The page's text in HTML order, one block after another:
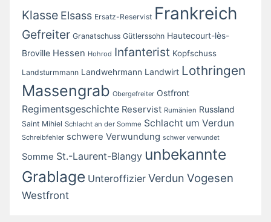
Klasse Elsass Ersatz-Reservist Frankreich
Gefreiter Granatschuss Gütlerssohn Hautecourt-lès-
Broville Hessen Hohrod Infanterist Kopfschuss
Landsturmmann Landwehrmann Landwirt Lothringen
Massengrab Obergefreiter Ostfront
Regimentsgeschichte Reservist Rumänien Russland
Saint Mihiel Schlacht an der Somme Schlacht um Verdun
Schreibfehler schwere Verwundung schwer verwundet
Somme St.-Laurent-Blangy unbekannte
Grablage Unteroffizier Verdun Vogesen
Westfront